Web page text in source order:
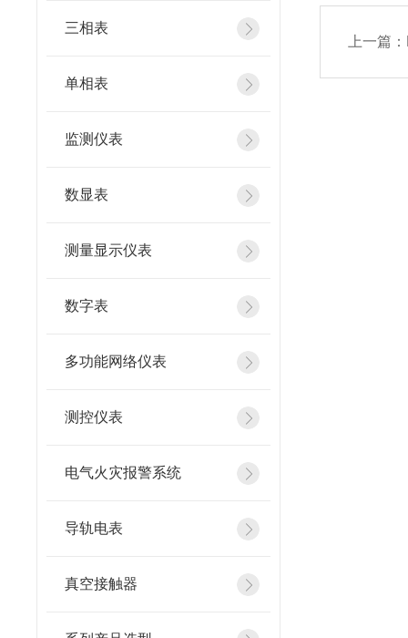
三相表
单相表
监测仪表
数显表
测量显示仪表
数字表
多功能网络仪表
测控仪表
电气火灾报警系统
导轨电表
真空接触器
上一篇：